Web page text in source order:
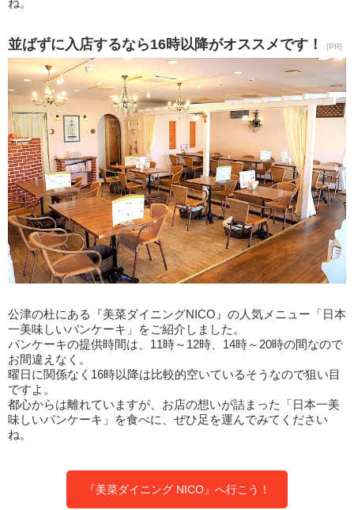
並ばずに入店するなら16時以降がオススメです！ [PR]
公津の杜にある『美菜ダイニングNICO』の人気メニュー「日本
一美味しいパンケーキ」をご紹介しました。
パンケーキの提供時間は、11時～12時、14時～20時の間なので
お間違えなく。
曜日に関係なく16時以降は比較的空いているそうなので狙い目
ですよ。
都心からは離れていますが、お店の想いが詰まった「日本一美
味しいパンケーキ」を食べに、ぜひ足を運んでみてください
ね。
『美菜ダイニング NICO』へ行こう！